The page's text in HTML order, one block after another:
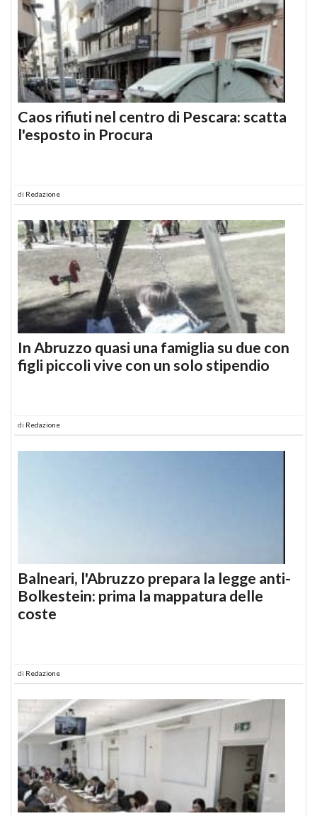
Caos rifiuti nel centro di Pescara: scatta
l'esposto in Procura
di Redazione
In Abruzzo quasi una famiglia su due con
figli piccoli vive con un solo stipendio
di Redazione
Balneari, l'Abruzzo prepara la legge anti-
Bolkestein: prima la mappatura delle
coste
di Redazione